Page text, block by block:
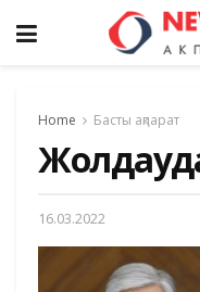
Home Басты ақпарат
16.03.2022